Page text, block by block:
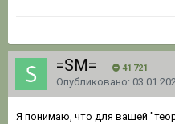
=SM= 41 721
Опубликовано:
Я понимаю, что для вашей